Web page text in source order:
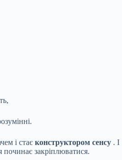
і стає конструктором сенсу . І
закріплюватися.